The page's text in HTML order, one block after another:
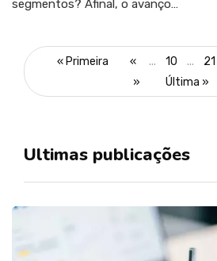
segmentos? Afinal, o avanço…
« Primeira « ... 10 ... 21
»
Última »
Ultimas publicações